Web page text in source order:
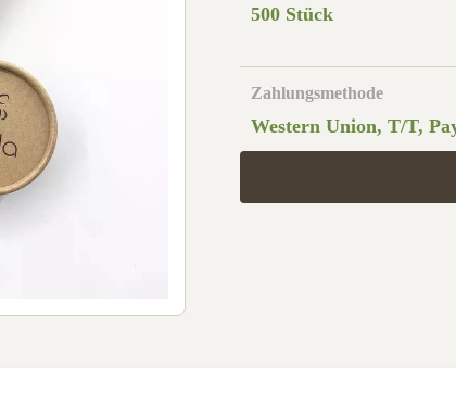
500 Stück
Zahlungsmethode
Western Union, T/T,